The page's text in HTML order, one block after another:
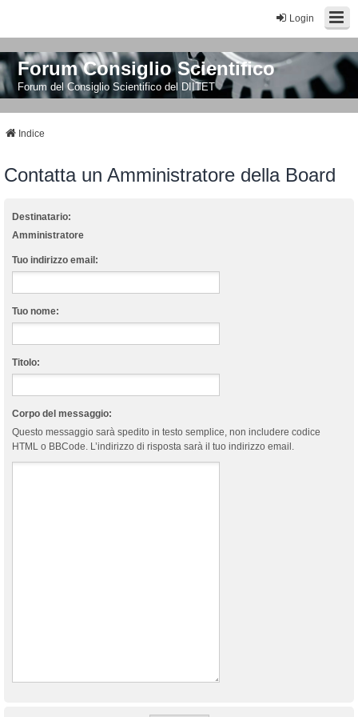
Login
Forum Consiglio Scientifico
Forum del Consiglio Scientifico del DIITET
Indice
Contatta un Amministratore della Board
Destinatario:
Amministratore
Tuo indirizzo email:
Tuo nome:
Titolo:
Corpo del messaggio:
Questo messaggio sarà spedito in testo semplice, non includere codice
HTML o BBCode. L’indirizzo di risposta sarà il tuo indirizzo email.